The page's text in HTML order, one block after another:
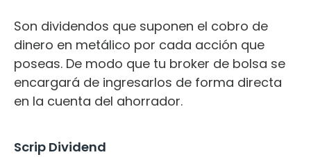
Son dividendos que suponen el cobro de
dinero en metálico por cada acción que
poseas. De modo que tu broker de bolsa se
encargará de ingresarlos de forma directa
en la cuenta del ahorrador.
Scrip Dividend